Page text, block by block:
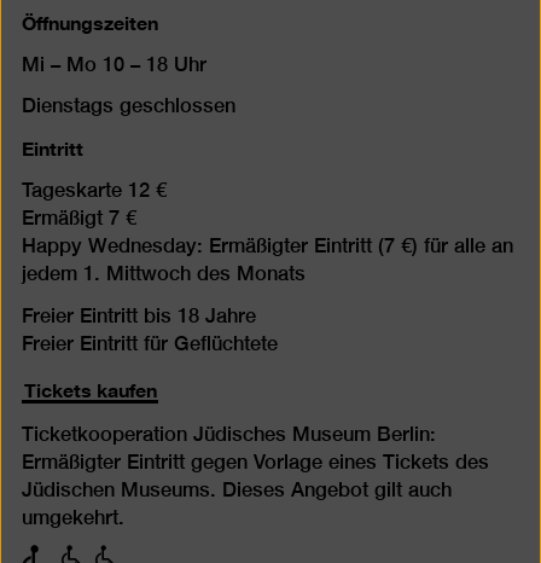
Öffnungszeiten
Mi – Mo 10 – 18 Uhr
Dienstags geschlossen
Eintritt
Tageskarte 12 €
Ermäßigt 7 €
Happy Wednesday: Ermäßigter Eintritt (7 €) für alle an
jedem 1. Mittwoch des Monats
Freier Eintritt bis 18 Jahre
Freier Eintritt für Geflüchtete
Tickets kaufen
Ticketkooperation Jüdisches Museum Berlin:
Ermäßigter Eintritt gegen Vorlage eines Tickets des
Jüdischen Museums. Dieses Angebot gilt auch
umgekehrt.
mit
mit mit